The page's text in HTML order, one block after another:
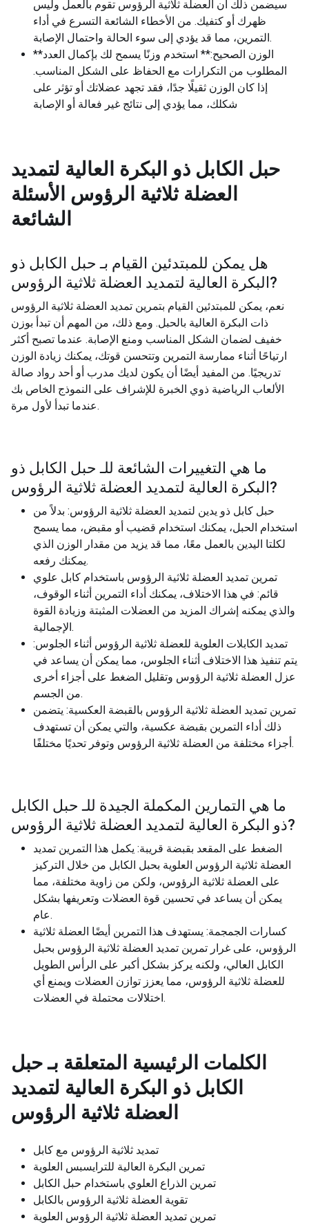
سيضمن ذلك أن العضلة ثلاثية الرؤوس تقوم بالعمل وليس
ظهرك أو كتفيك. من الأخطاء الشائعة التسرع في أداء
التمرين، مما قد يؤدي إلى سوء الحالة واحتمال الإصابة.
**الوزن الصحيح:** استخدم وزنًا يسمح لك بإكمال العدد
المطلوب من التكرارات مع الحفاظ على الشكل المناسب.
إذا كان الوزن ثقيلًا جدًا، فقد تجهد عضلاتك أو تؤثر على
شكلك، مما يؤدي إلى نتائج غير فعالة أو الإصابة
حبل الكابل ذو البكرة العالية لتمديد
العضلة ثلاثية الرؤوس الأسئلة
الشائعة
هل يمكن للمبتدئين القيام بـ حبل الكابل ذو
البكرة العالية لتمديد العضلة ثلاثية الرؤوس?
نعم، يمكن للمبتدئين القيام بتمرين تمديد العضلة ثلاثية الرؤوس
ذات البكرة العالية بالحبل. ومع ذلك، من المهم أن تبدأ بوزن
خفيف لضمان الشكل المناسب ومنع الإصابة. عندما تصبح أكثر
ارتياحًا أثناء ممارسة التمرين وتتحسن قوتك، يمكنك زيادة الوزن
تدريجيًا. من المفيد أيضًا أن يكون لديك مدرب أو أحد رواد صالة
الألعاب الرياضية ذوي الخبرة للإشراف على النموذج الخاص بك
عندما تبدأ لأول مرة.
ما هي التغييرات الشائعة للـ حبل الكابل ذو
البكرة العالية لتمديد العضلة ثلاثية الرؤوس?
حبل كابل ذو يدين لتمديد العضلة ثلاثية الرؤوس: بدلاً من
استخدام الحبل، يمكنك استخدام قضيب أو مقبض، مما يسمح
لكلتا اليدين بالعمل معًا، مما قد يزيد من مقدار الوزن الذي
يمكنك رفعه.
تمرين تمديد العضلة ثلاثية الرؤوس باستخدام كابل علوي
قائم: في هذا الاختلاف، يمكنك أداء التمرين أثناء الوقوف،
والذي يمكنه إشراك المزيد من العضلات المثبتة وزيادة القوة
الإجمالية.
تمديد الكابلات العلوية للعضلة ثلاثية الرؤوس أثناء الجلوس:
يتم تنفيذ هذا الاختلاف أثناء الجلوس، مما يمكن أن يساعد في
عزل العضلة ثلاثية الرؤوس وتقليل الضغط على أجزاء أخرى
من الجسم.
تمرين تمديد العضلة ثلاثية الرؤوس بالقبضة العكسية: يتضمن
ذلك أداء التمرين بقبضة عكسية، والتي يمكن أن تستهدف
أجزاء مختلفة من العضلة ثلاثية الرؤوس وتوفر تحديًا مختلفًا.
ما هي التمارين المكملة الجيدة للـ حبل الكابل
ذو البكرة العالية لتمديد العضلة ثلاثية الرؤوس?
الضغط على المقعد بقبضة قريبة: يكمل هذا التمرين تمديد
العضلة ثلاثية الرؤوس العلوية بحبل الكابل من خلال التركيز
على العضلة ثلاثية الرؤوس، ولكن من زاوية مختلفة، مما
يمكن أن يساعد في تحسين قوة العضلات وتعريفها بشكل
عام.
كسارات الجمجمة: يستهدف هذا التمرين أيضًا العضلة ثلاثية
الرؤوس، على غرار تمرين تمديد العضلة ثلاثية الرؤوس بحبل
الكابل العالي، ولكنه يركز بشكل أكبر على الرأس الطويل
للعضلة ثلاثية الرؤوس، مما يعزز توازن العضلات ويمنع أي
اختلالات محتملة في العضلات.
الكلمات الرئيسية المتعلقة بـ حبل
الكابل ذو البكرة العالية لتمديد
العضلة ثلاثية الرؤوس
تمديد ثلاثية الرؤوس مع كابل
تمرين البكرة العالية للترايسبس العلوية
تمرين الذراع العلوي باستخدام حبل الكابل
تقوية العضلة ثلاثية الرؤوس بالكابل
تمرين تمديد العضلة ثلاثية الرؤوس العلوية